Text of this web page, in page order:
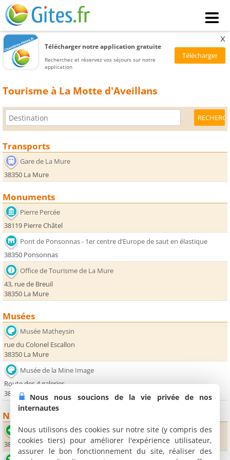
Télécharger notre application gratuite
Recherchez et réservez vos séjours sur notre
application
x
Tourisme à La Motte d'Aveillans
Transports
Gare de La Mure
38350 La Mure
Monuments
Pierre Percée
38119 Pierre Châtel
Pont de Ponsonnas - 1er centre d’Europe de saut en élastique
38350 Ponsonnas
Office de Tourisme de La Mure
43, rue de Breuil
38350 La Mure
Musées
Musée Matheysin
rue du Colonel Escallon
38350 La Mure
Musée de la Mine Image
Route des 4 galeries
38770 La Motte d'Aveillans
Nature
Sommet du Sénépy
38350 Saint-Arey
Nous nous soucions de la vie privée de nos
internautes
Nous utilisons des cookies sur notre site (y compris des
cookies tiers) pour améliorer l'expérience utilisateur,
assurer le bon fonctionnement du site, réaliser des